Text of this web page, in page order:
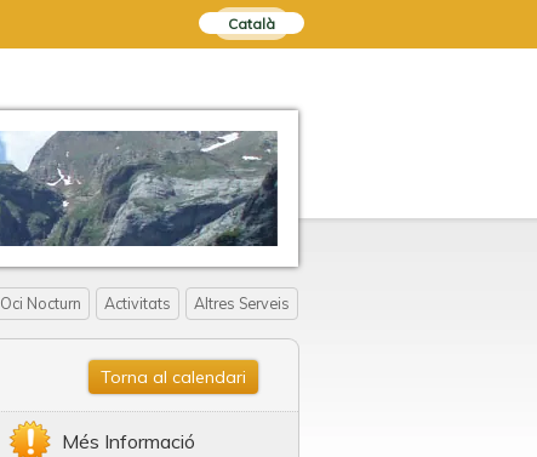
Català
Oci Nocturn Activitats Altres Serveis
Torna al calendari
Més Informació